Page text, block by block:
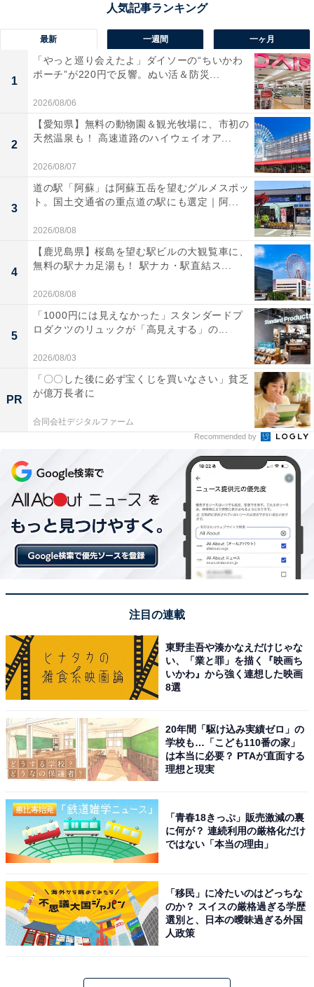
でトラブルを引き起こすと思われるもの」はメルカリの
商品の削除もあり得ます。
出品者が他のフリマアプリにも出品しているとしたら、
他で購入されていないか、コメントが来ていないかを確
認した上で、メルカリでの購入を進めてもらうために
「コメント必須」とすることもあります。
ただし、「コメント必須」はメルカリの公式ルールでは
ないので、これに従わなくてもペナルティはありませ
ん。価格に納得したら購入をして取引を進めるのが、メ
ルカリの基本ルールです。
出品者からキャンセルの話があるかもしれない
コメントせずに購入したら、出品者からキャンセルの話
があるかもしれません。しかし、購入側には落ち度はな
いですから、キャンセルを受け入れる必要はありませ
ん。キャンセルは出品者と購入者の合意が必要なので、
購入者が拒否すれば取引は進みます。
「コメント必須」がメルカリの公式ルールであれば従う
必要はありますが、そうでない限り即購入しても問題な
いのが、本来のメルカリの姿といえるでしょう。
この記事の筆者：川崎 さちえ
ネットオークション歴19年、フリマアプリ歴9年。
NHK『あさイチ』をはじめとした多数の情報番組に出演
ンの魅力を伝えている。
こちらもおすすめ
「専用出品」なのに他のユーザーに横取りされ
ました……購入予定だったユーザーに販売でき
ませんか？
最新 一週間 一ヶ月
1
「やっと巡り会えたよ」ダイソーの“ちいかわ
ポーチ”が220円で反響。ぬい活＆防災...
2026/08/06
2
【愛知県】無料の動物園＆観光牧場に、市初の
天然温泉も！ 高速道路のハイウェイオア...
2026/08/07
3
道の駅「阿蘇」は阿蘇五岳を望むグルメスポッ
ト。国土交通省の重点道の駅にも選定｜阿...
2026/08/08
4
【鹿児島県】桜島を望む駅ビルの大観覧車に、
無料の駅ナカ足湯も！ 駅ナカ・駅直結ス...
2026/08/08
5
「1000円には見えなかった」スタンダードプ
ロダクツのリュックが「高見えする」の...
2026/08/03
PR
「〇〇した後に必ず宝くじを買いなさい」貧乏
が億万長者に
合同会社デジタルファーム
Recommended by
注目の連載
東野圭吾や湊かなえだけじゃな
い、「業と罪」を描く『映画ち
いかわ』から強く連想した映画
8選
20年間「駆け込み実績ゼロ」の
学校も…「こども110番の家」
は本当に必要？ PTAが直面する
理想と現実
「青春18きっぷ」販売激減の裏
に何が？ 連続利用の厳格化だけ
ではない「本当の理由」
「移民」に冷たいのはどっちな
のか？ スイスの厳格過ぎる学歴
選別と、日本の曖昧過ぎる外国
人政策